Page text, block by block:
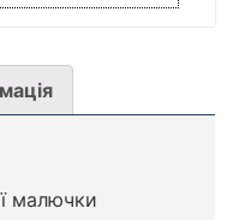
малючки